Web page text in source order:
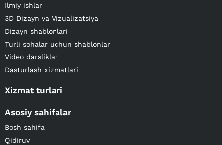
Ilmiy ishlar
3D Dizayn va Vizualizatsiya
Dizayn shablonlari
Turli sohalar uchun shablonlar
Video darsliklar
Dasturlash xizmatlari
Xizmat turlari
Asosiy sahifalar
Bosh sahifa
Qidiruv